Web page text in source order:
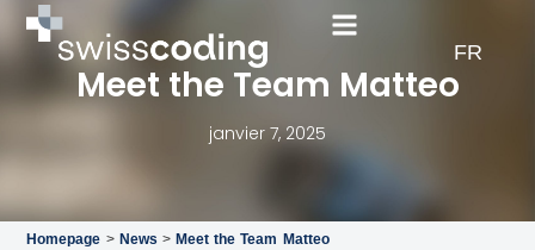
FR
DE
Meet the Team Matteo
janvier 7, 2025
Homepage > News >Meet the Team Matteo